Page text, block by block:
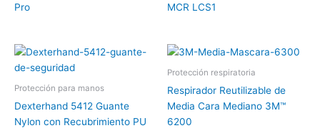
Pro
MCR LCS1
Protección para manos
Dexterhand 5412 Guante
Nylon con Recubrimiento PU
Protección respiratoria
Respirador Reutilizable de
Media Cara Mediano 3M™
6200